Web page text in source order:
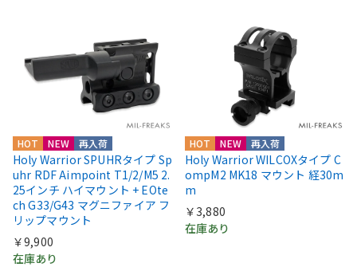
HOT NEW 再入荷
Holy Warrior SPUHRタイプ Sp
uhr RDF Aimpoint T1/2/M5 2.
25インチ ハイマウント + EOte
ch G33/G43 マグニファイア フ
リップマウント
￥9,900
在庫あり
HOT NEW 再入荷
Holy Warrior WILCOXタイプ C
ompM2 MK18 マウント 経30m
m
￥3,880
在庫あり